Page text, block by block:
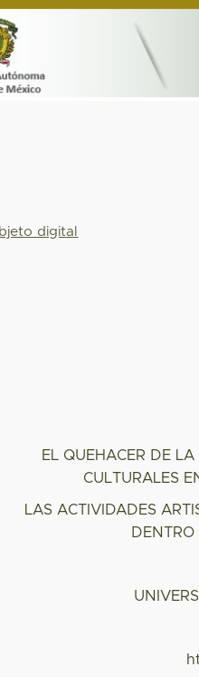
digital
EL QUEHACER DE
CULTURALES
LAS ACTIVIDADES